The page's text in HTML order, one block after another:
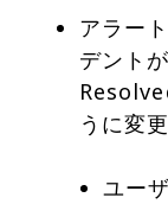
アラー
デント
ユー